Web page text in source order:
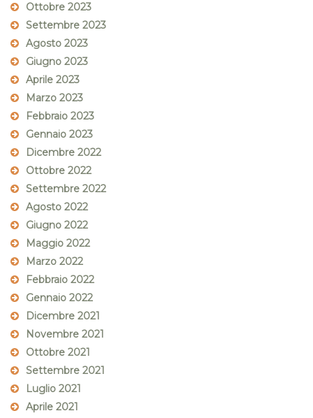
Ottobre 2023
Settembre 2023
Agosto 2023
Giugno 2023
Aprile 2023
Marzo 2023
Febbraio 2023
Gennaio 2023
Dicembre 2022
Ottobre 2022
Settembre 2022
Agosto 2022
Giugno 2022
Maggio 2022
Marzo 2022
Febbraio 2022
Gennaio 2022
Dicembre 2021
Novembre 2021
Ottobre 2021
Settembre 2021
Luglio 2021
Aprile 2021